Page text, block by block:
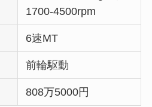
1700-4500rpm
6速MT
前輪駆動
808万5000円